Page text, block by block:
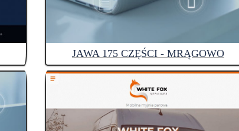
JAWA 175 CZĘŚCI - MRĄGOWO